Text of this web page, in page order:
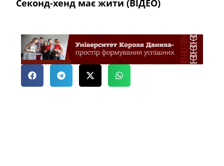
Секонд-хенд має жити (ВІДЕО)